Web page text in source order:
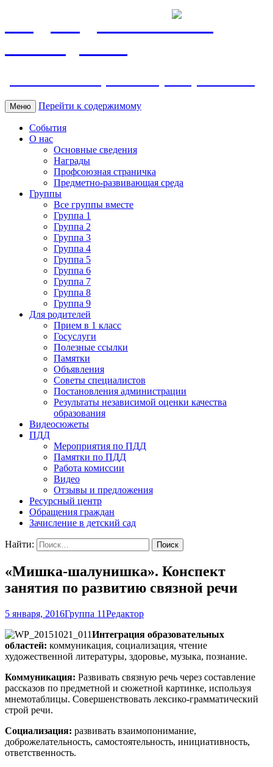
МБДОУ ДС "Калинка"
Меню Перейти к содержимому
События
О нас
Основные сведения
Награды
Профсоюзная страничка
Предметно-развивающая среда
Группы
Все группы вместе
Группа 1
Группа 2
Группа 3
Группа 4
Группа 5
Группа 6
Группа 7
Группа 8
Группа 9
Для родителей
Прием в 1 класс
Госуслуги
Полезные ссылки
Памятки
Объявления
Советы специалистов
Постановления администрации
Результаты независимой оценки качества
образования
Видеосюжеты
ПДД
Мероприятия по ПДД
Памятки по ПДД
Работа комиссии
Видео
Отзывы и предложения
Ресурсный центр
Обращения граждан
Зачисление в детский сад
Найти:
«Мишка-шалунишка». Конспект
занятия по развитию связной речи
5 января, 2016Группа 11Редактор
Интеграция образовательных
областей: коммуникация, социализация, чтение
художественной литературы, здоровье, музыка, познание.
Коммуникация: Развивать связную речь через составление
рассказов по предметной и сюжетной картинке, используя
мнемотаблицы. Совершенствовать лексико-грамматический
строй речи.
Социализация: развивать взаимопонимание,
доброжелательность, самостоятельность, инициативность,
ответственность.